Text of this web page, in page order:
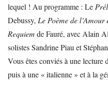
lequel ! Au programme : Le
Debussy, Le Poème de
Requiem de Fauré, avec Alain
solistes Sandrine Piau et
Vous êtes conviés à une lecture
puis à une « italienne » et à la